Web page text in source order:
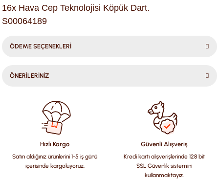
16x Hava Cep Teknolojisi Köpük Dart.
S00064189
ÖDEME SEÇENEKLERİ
ÖNERİLERİNİZ
konularda yetersiz gördüğünüz noktaları öneri formunu
kullanarak tarafımıza iletebilirsiniz.
Görüş ve önerileriniz için teşekkür ederiz.
Ürün resmi kalitesiz, bozuk veya görüntülenemiyor.
Ürün açıklamasında eksik bilgiler bulunuyor.
Hızlı Kargo
Satın aldığınız ürünlerini 1-5 iş günü
içerisinde kargoluyoruz.
Güvenli Alışveriş
Kredi kartı alışverişlerinde 128 bit
SSL Güvenlik sistemini
kullanmaktayız.